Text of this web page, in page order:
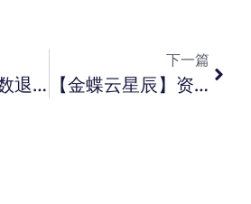
【旗舰版】参数退料通知单直接退料如何应用？【商贸系列】商贸系列中查看客户信用预警表数据不全如何处理？【标准版】标准版如何补提以前期间的折旧？
下一篇
【金蝶云星辰】资产清理单生成凭证清理费用残值收入科目在哪里设置？【金蝶云星辰】资产类别中的折旧政策有什么用【金蝶云星辰】之前不与总账连用， 现在想改成与总账连用， 需要注意什么？